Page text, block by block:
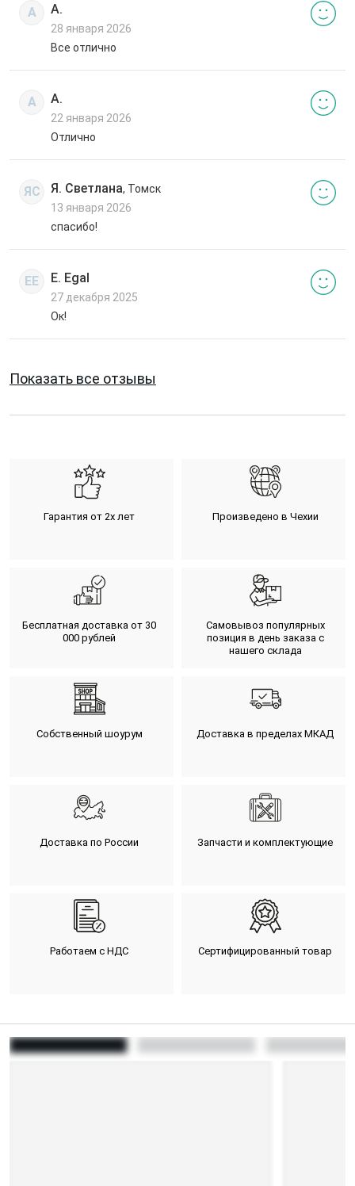
А А.
28 января 2026
Все отлично
А А.
22 января 2026
Отлично
ЯС Я. Светлана, Томск
13 января 2026
спасибо!
EE E. Egal
27 декабря 2025
Ок!
Показать все отзывы
Гарантия от 2х лет Произведено в Чехии
Бесплатная доставка от 30
000 рублей
Самовывоз популярных
позиция в день заказа с
нашего склада
Собственный шоурум Доставка в пределах МКАД
Доставка по России Запчасти и комплектующие
Работаем с НДС Сертифицированный товар